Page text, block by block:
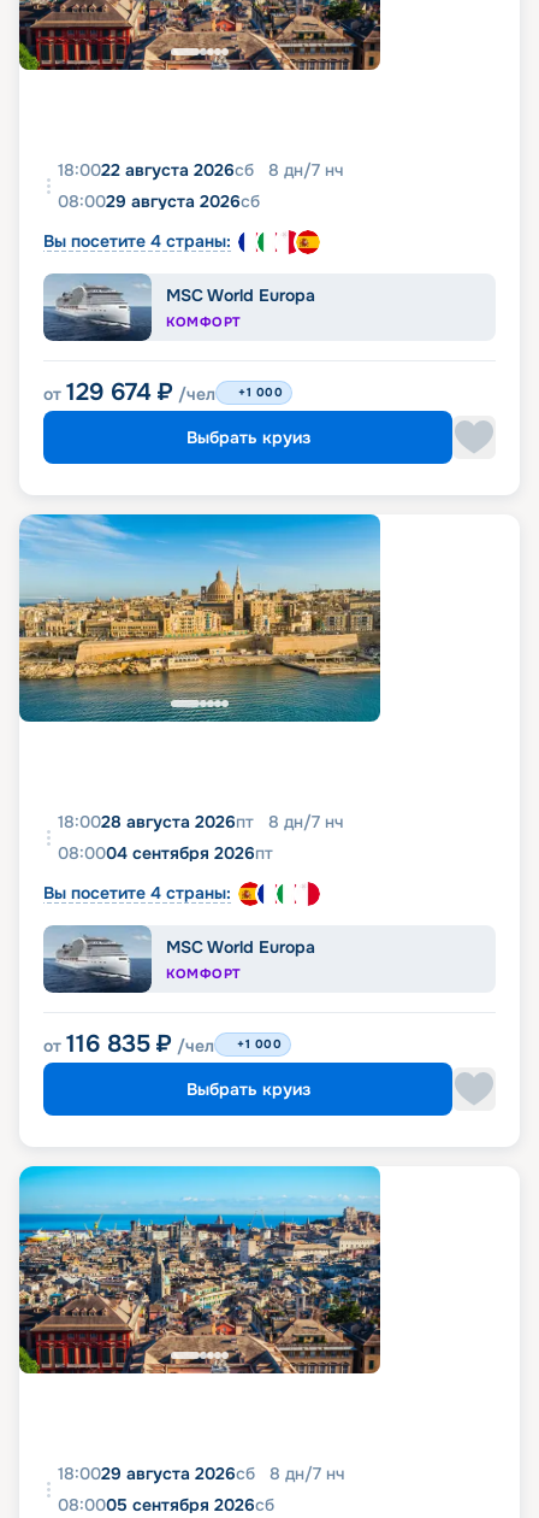
18:0022 августа 2026сб 8 дн/7 нч
08:0029 августа 2026сб
Вы посетите 4 страны:
MSC World Europa
КОМФОРТ
от 129 674 ₽ /чел +1 000
Выбрать круиз
18:0028 августа 2026пт 8 дн/7 нч
08:0004 сентября 2026пт
Вы посетите 4 страны:
MSC World Europa
КОМФОРТ
от 116 835 ₽ /чел +1 000
Выбрать круиз
18:0029 августа 2026сб 8 дн/7 нч
08:0005 сентября 2026сб